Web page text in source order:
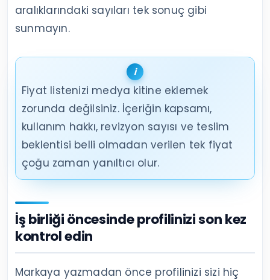
aralıklarındaki sayıları tek sonuç gibi
sunmayın.
Fiyat listenizi medya kitine eklemek
zorunda değilsiniz. İçeriğin kapsamı,
kullanım hakkı, revizyon sayısı ve teslim
beklentisi belli olmadan verilen tek fiyat
çoğu zaman yanıltıcı olur.
İş birliği öncesinde profilinizi son kez
kontrol edin
Markaya yazmadan önce profilinizi sizi hiç